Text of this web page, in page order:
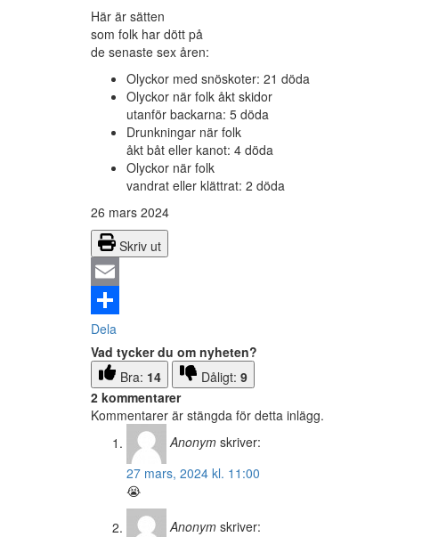
Här är sätten
som folk har dött på
de senaste sex åren:
Olyckor med snöskoter: 21 döda
Olyckor när folk åkt skidor
utanför backarna: 5 döda
Drunkningar när folk
åkt båt eller kanot: 4 döda
Olyckor när folk
vandrat eller klättrat: 2 döda
26 mars 2024
Skriv ut
Email
Dela
Vad tycker du om nyheten?
Bra: 14 Dåligt: 9
2 kommentarer
Kommentarer är stängda för detta inlägg.
Anonym skriver:
27 mars, 2024 kl. 11:00
😭
Anonym skriver: